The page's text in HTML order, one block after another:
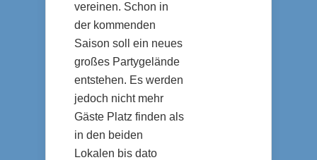
vereinen. Schon in
der kommenden
Saison soll ein neues
großes Partygelände
entstehen. Es werden
jedoch nicht mehr
Gäste Platz finden als
in den beiden
Lokalen bis dato